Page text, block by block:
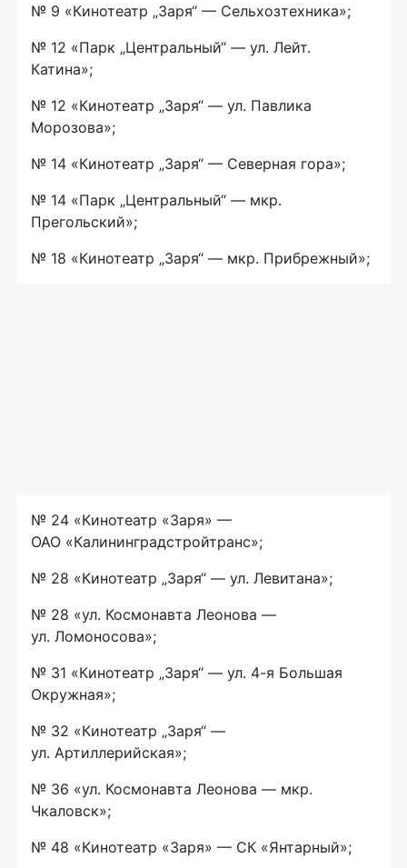
№ 9 «Кинотеатр „Заря“ — Сельхозтехника»;
№ 12 «Парк „Центральный“ — ул. Лейт.
Катина»;
№ 12 «Кинотеатр „Заря“ — ул. Павлика
Морозова»;
№ 14 «Кинотеатр „Заря“ — Северная гора»;
№ 14 «Парк „Центральный“ — мкр.
Прегольский»;
№ 18 «Кинотеатр „Заря“ — мкр. Прибрежный»;
№ 24 «Кинотеатр «Заря» —
ОАО «Калининградстройтранс»;
№ 28 «Кинотеатр „Заря“ — ул. Левитана»;
№ 28 «ул. Космонавта Леонова —
ул. Ломоносова»;
№ 31 «Кинотеатр „Заря“ — ул. 4-я Большая
Окружная»;
№ 32 «Кинотеатр „Заря“ —
ул. Артиллерийская»;
№ 36 «ул. Космонавта Леонова — мкр.
Чкаловск»;
№ 48 «Кинотеатр «Заря» — СК «Янтарный»;